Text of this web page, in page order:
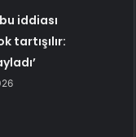
iddiası
tartışılır: